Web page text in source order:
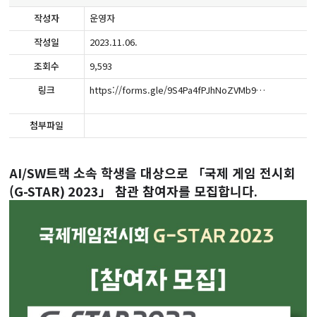
작성자
운영자
작성일
2023.11.06.
조회수
9,593
링크
https://forms.gle/9S4Pa4fPJhNoZVMb9
첨부파일
AI/SW트랙 소속 학생을 대상으로 「국제 게임 전시회
(G-STAR) 2023」 참관 참여자를 모집합니다.